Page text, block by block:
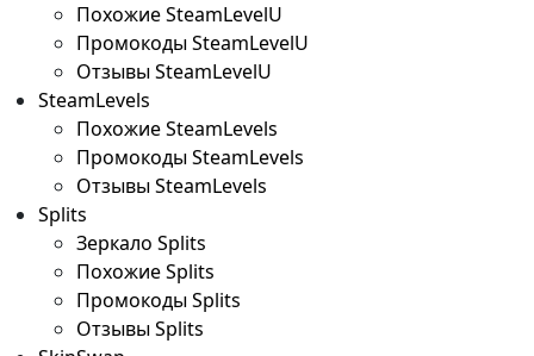
Похожие SteamLevelU
Промокоды SteamLevelU
Отзывы SteamLevelU
SteamLevels
Похожие SteamLevels
Промокоды SteamLevels
Отзывы SteamLevels
Splits
Зеркало Splits
Похожие Splits
Промокоды Splits
Отзывы Splits